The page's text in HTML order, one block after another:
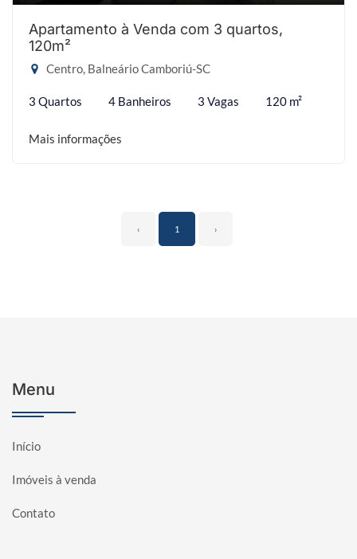
Apartamento à Venda com 3 quartos,
120m²
Centro, Balneário Camboriú-SC
3 Quartos 4 Banheiros 3 Vagas 120 m²
Mais informações
‹ 1 ›
Menu
Início
Imóveis à venda
Contato